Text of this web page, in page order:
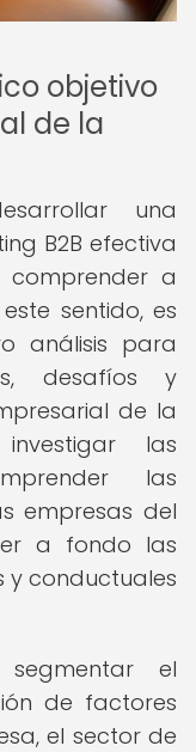
objetivo
de la
una
B2B efectiva
a
sentido, es
análisis para
desafíos y
de la
las
las
empresas del
a fondo las
conductuales
el
de factores
el sector de